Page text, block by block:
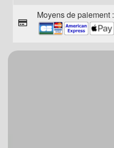
Moyens de paiement :